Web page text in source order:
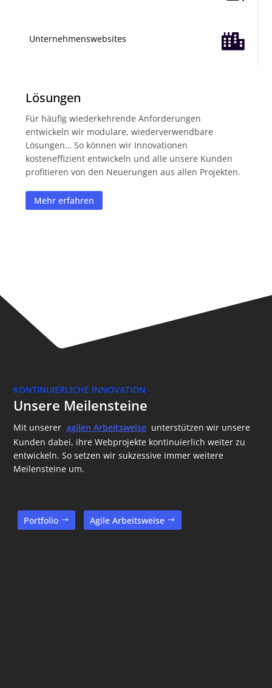

Unternehmenswebsites
Lösungen
Für häufig wiederkehrende Anforderungen
entwickeln wir modulare, wiederverwendbare
Lösungen… So können wir Innovationen
kosteneffizient entwickeln und alle unsere Kunden
profitieren von den Neuerungen aus allen Projekten.
Mehr erfahren
KONTINUIERLICHE INNOVATION
Unsere Meilensteine
Mit unserer agilen Arbeitsweise unterstützen wir unsere
Kunden dabei, ihre Webprojekte kontinuierlich weiter zu
entwickeln. So setzen wir sukzessive immer weitere
Meilensteine um.
Portfolio Agile Arbeitsweise